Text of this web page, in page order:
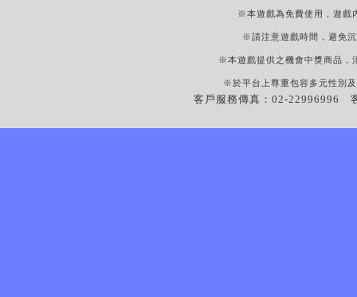
※本遊戲為免費使用，遊戲
※請注意遊戲時間，避免
※本遊戲提供之機會中獎商品，
※於平台上尊重包容多元性別
客戶服務傳真：02-22996996